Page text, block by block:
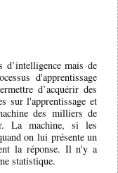
mais de
d'apprentissage
d’acquérir des
sur l'apprentissage et
des milliers de
La machine, si les
on lui présente un
la réponse. Il n'y a
statistique.